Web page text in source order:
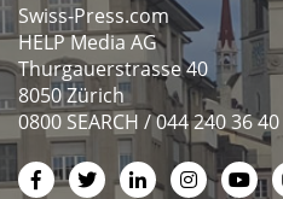
Swiss-Press.com
HELP Media AG
Thurgauerstrasse 40
8050 Zürich
0800 SEARCH / 044 240 36 40